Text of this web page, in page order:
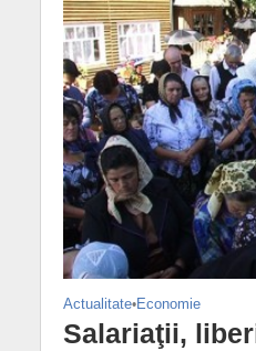
Actualitate•Economie
Salariaţii,